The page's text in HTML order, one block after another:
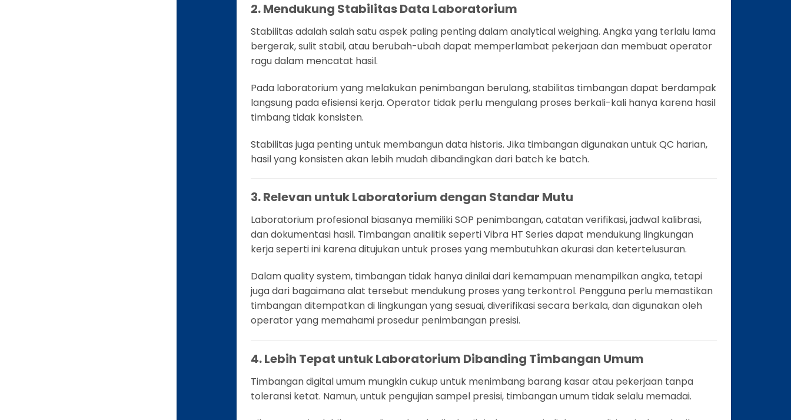
2. Mendukung Stabilitas Data Laboratorium
Stabilitas adalah salah satu aspek paling penting dalam analytical weighing. Angka yang terlalu lama
bergerak, sulit stabil, atau berubah-ubah dapat memperlambat pekerjaan dan membuat operator
ragu dalam mencatat hasil.
Pada laboratorium yang melakukan penimbangan berulang, stabilitas timbangan dapat berdampak
langsung pada efisiensi kerja. Operator tidak perlu mengulang proses berkali-kali hanya karena hasil
timbang tidak konsisten.
Stabilitas juga penting untuk membangun data historis. Jika timbangan digunakan untuk QC harian,
hasil yang konsisten akan lebih mudah dibandingkan dari batch ke batch.
3. Relevan untuk Laboratorium dengan Standar Mutu
Laboratorium profesional biasanya memiliki SOP penimbangan, catatan verifikasi, jadwal kalibrasi,
dan dokumentasi hasil. Timbangan analitik seperti Vibra HT Series dapat mendukung lingkungan
kerja seperti ini karena ditujukan untuk proses yang membutuhkan akurasi dan ketertelusuran.
Dalam quality system, timbangan tidak hanya dinilai dari kemampuan menampilkan angka, tetapi
juga dari bagaimana alat tersebut mendukung proses yang terkontrol. Pengguna perlu memastikan
timbangan ditempatkan di lingkungan yang sesuai, diverifikasi secara berkala, dan digunakan oleh
operator yang memahami prosedur penimbangan presisi.
4. Lebih Tepat untuk Laboratorium Dibanding Timbangan Umum
Timbangan digital umum mungkin cukup untuk menimbang barang kasar atau pekerjaan tanpa
toleransi ketat. Namun, untuk pengujian sampel presisi, timbangan umum tidak selalu memadai.